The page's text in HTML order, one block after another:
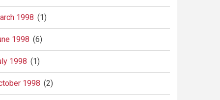
1998 (1)
1998 (6)
1998 (1)
1998 (2)